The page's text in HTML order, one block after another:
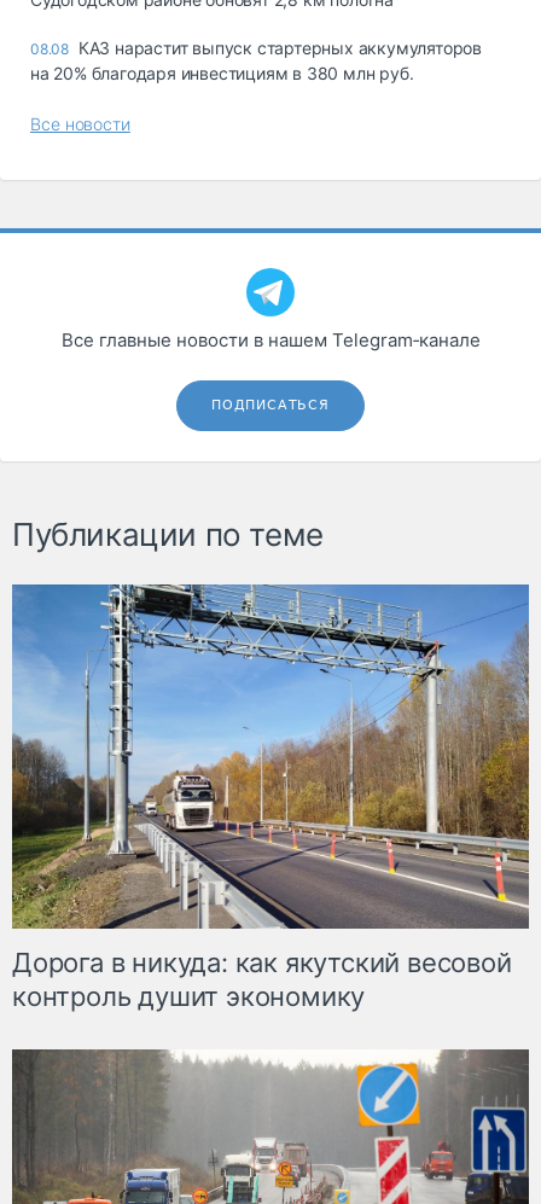
08.08 КАЗ нарастит выпуск стартерных аккумуляторов
на 20% благодаря инвестициям в 380 млн руб.
Все новости
Все главные новости в нашем Telegram‑канале
ПОДПИСАТЬСЯ
Публикации по теме
Дорога в никуда: как якутский весовой
контроль душит экономику